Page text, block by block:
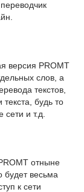
версия PROMT
слов, а
текстов,
будь то
и т.д.
отныне
весьма
к сети